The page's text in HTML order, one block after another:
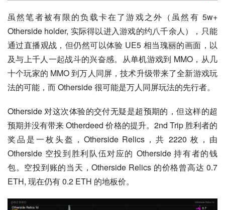
虽然笔者被有限的负载卡在了游戏之外（虽然有 5w+
Otherside holder, 实际得以进入游戏的约八千余人），只能
通过直播观战，但仍然可以体验 UE5 相当瑰丽的画面，以
及与上千人一起战斗的兴奋感。从单机游戏到 MMO，从几
十个玩家的 MMO 到万人同屏，技术升级带来了全新游戏玩
法的可能，而 Otherside 很可能是万人同屏玩法的先行者。
Otherside 对这次体验的交付无疑是超预期的，但这样的超
预期并没有带来 Otherdeed 价格的提升。2nd Trip 胜利者的
奖品是一枚头盔，Otherside Relics，共 2220 枚，由
Otherside 空投到胜利队伍对应的 Otherside 持有者的钱
包。空投到账的当天，Otherside Relics 的价格曾高达 0.7
ETH, 现在仍有 0.2 ETH 的地板价。